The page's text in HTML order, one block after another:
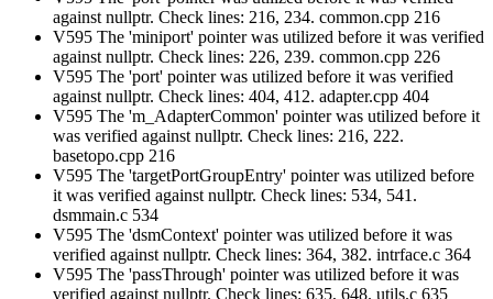
against nullptr. Check lines: 216, 234. common.cpp 216
V595 The 'miniport' pointer was utilized before it was verified
against nullptr. Check lines: 226, 239. common.cpp 226
V595 The 'port' pointer was utilized before it was verified
against nullptr. Check lines: 404, 412. adapter.cpp 404
V595 The 'm_AdapterCommon' pointer was utilized before it
was verified against nullptr. Check lines: 216, 222.
basetopo.cpp 216
V595 The 'targetPortGroupEntry' pointer was utilized before
it was verified against nullptr. Check lines: 534, 541.
dsmmain.c 534
V595 The 'dsmContext' pointer was utilized before it was
verified against nullptr. Check lines: 364, 382. intrface.c 364
V595 The 'passThrough' pointer was utilized before it was
verified against nullptr. Check lines: 635, 648. utils.c 635